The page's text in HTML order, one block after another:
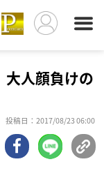
大人顔負けの
投稿日：2017/08/23 06:00